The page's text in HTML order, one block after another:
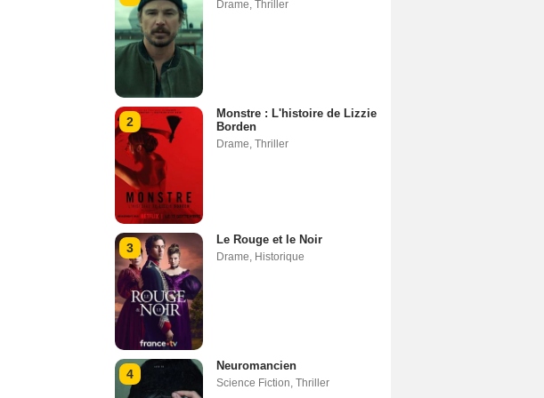
Drame, Thriller
2
Monstre : L'histoire de Lizzie
Borden
Drame, Thriller
3
Le Rouge et le Noir
Drame, Historique
4
Neuromancien
Science Fiction, Thriller